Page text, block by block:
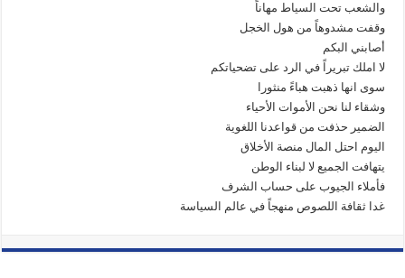
والشعب تحت السياط مهاناً
وقفت مشدوهاً من هول الخجل
أصابني البكم
لا املك تبريراً في الرد على تضحياتكم
سوى انها ذهبت هباءً منثورا
وشقاء لنا نحن الأموات الأحياء
الضمير حذفت من قواعدنا اللغوية
اليوم احتل المال منصة الأخلاق
يتهافت الجميع لا لبناء الوطن
فأملاء الجيوب على حساب الشرف
غدا ثقافة اللصوص منهجاً في عالم السياسة